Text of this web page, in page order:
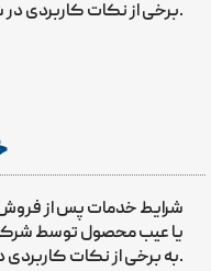
برخی از نکات کاربردی در شرایط گارانتی ارائه شده است.
شرایط خدمات پس از
یا عیب محصول توسط
به برخی از نکات کاربردی در شرایط گارانتی ارائه شده است.